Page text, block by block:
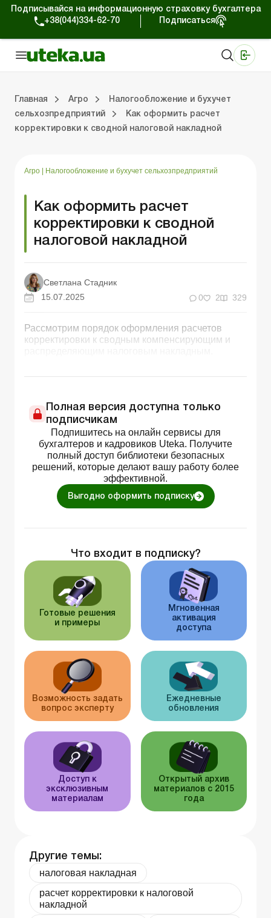
Подписывайся на информационную страховку бухгалтера
+38(044)334-62-70
Подписаться
Главная Агро
Налогообложение и бухучет
сельхозпредприятий
Как оформить расчет
корректировки к сводной налоговой накладной
Агро Налогообложение и бухучет сельхозпредприятий
Как оформить расчет
корректировки к сводной
налоговой накладной
Светлана Стадник
15.07.2025
0 2 329
Рассмотрим порядок оформления расчетов
корректировки к сводным компенсирующим и
Полная версия доступна только
подписчикам
Подпишитесь на онлайн сервисы для
бухгалтеров и кадровиков Uteka. Получите
полный доступ библиотеки безопасных
решений, которые делают вашу работу более
эффективной.
Выгодно оформить подписку
Что входит в подписку?
Готовые решения
и примеры
Мгновенная
активация
доступа
Возможность задать
вопрос эксперту
Ежедневные
обновления
Доступ к
эксклюзивным
материалам
Открытый архив
материалов с 2015
года
Другие темы:
налоговая накладная
расчет корректировки к налоговой
накладной